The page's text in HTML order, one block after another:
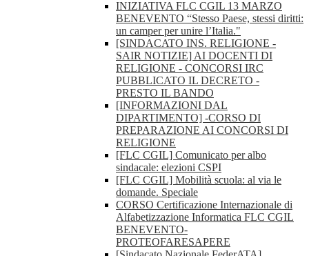
INIZIATIVA FLC CGIL 13 MARZO
BENEVENTO “Stesso Paese, stessi diritti:
un camper per unire l’Italia."
[SINDACATO INS. RELIGIONE -
SAIR NOTIZIE] AI DOCENTI DI
RELIGIONE - CONCORSI IRC
PUBBLICATO IL DECRETO -
PRESTO IL BANDO
[INFORMAZIONI DAL
DIPARTIMENTO] -CORSO DI
PREPARAZIONE AI CONCORSI DI
RELIGIONE
[FLC CGIL] Comunicato per albo
sindacale: elezioni CSPI
[FLC CGIL] Mobilità scuola: al via le
domande. Speciale
CORSO Certificazione Internazionale di
Alfabetizzazione Informatica FLC CGIL
BENEVENTO-
PROTEOFARESAPERE